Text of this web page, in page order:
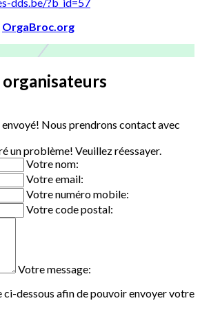
dds.be/?b_id=57
OrgaBroc.org
Nous prendrons contact avec
un problème! Veuillez réessayer.
Votre nom:
Votre email:
Votre numéro mobile:
Votre code postal:
Votre message:
ci-dessous afin de pouvoir envoyer votre